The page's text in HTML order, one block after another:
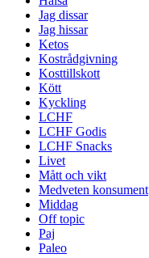
Jag dissar
Jag hissar
Ketos
Kostrådgivning
Kosttillskott
Kött
Kyckling
LCHF
LCHF Godis
LCHF Snacks
Livet
Mått och vikt
Medveten konsument
Middag
Off topic
Paj
Paleo